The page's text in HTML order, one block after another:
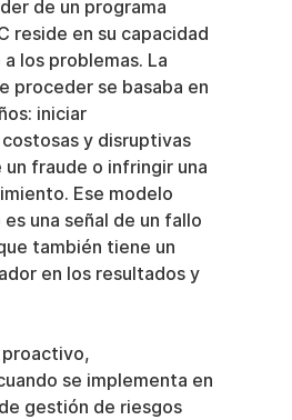
de un programa
reside en su capacidad
los problemas. La
proceder se basaba en
iniciar
y disruptivas
fraude o infringir una
Ese modelo
una señal de un fallo
también tiene un
en los resultados y
proactivo,
se implementa en
gestión de riesgos